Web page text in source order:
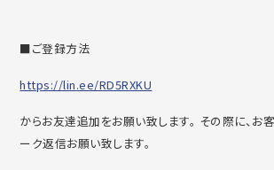
■ご登録方法
https://lin.ee/RD5RXKU
からお友達追加をお願い致します。 その際に、お
ーク返信お願い致します。